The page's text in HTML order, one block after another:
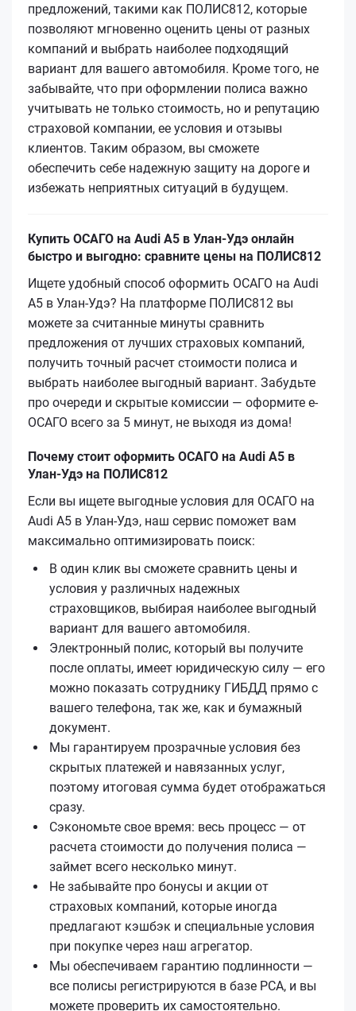
предложений, такими как ПОЛИС812, которые
позволяют мгновенно оценить цены от разных
компаний и выбрать наиболее подходящий
вариант для вашего автомобиля. Кроме того, не
забывайте, что при оформлении полиса важно
учитывать не только стоимость, но и репутацию
страховой компании, ее условия и отзывы
клиентов. Таким образом, вы сможете
обеспечить себе надежную защиту на дороге и
избежать неприятных ситуаций в будущем.
Купить ОСАГО на Audi A5 в Улан-Удэ онлайн
быстро и выгодно: сравните цены на ПОЛИС812
Ищете удобный способ оформить ОСАГО на Audi
A5 в Улан-Удэ? На платформе ПОЛИС812 вы
можете за считанные минуты сравнить
предложения от лучших страховых компаний,
получить точный расчет стоимости полиса и
выбрать наиболее выгодный вариант. Забудьте
про очереди и скрытые комиссии — оформите е-
ОСАГО всего за 5 минут, не выходя из дома!
Почему стоит оформить ОСАГО на Audi A5 в
Улан-Удэ на ПОЛИС812
Если вы ищете выгодные условия для ОСАГО на
Audi A5 в Улан-Удэ, наш сервис поможет вам
максимально оптимизировать поиск:
В один клик вы сможете сравнить цены и
условия у различных надежных
страховщиков, выбирая наиболее выгодный
вариант для вашего автомобиля.
Электронный полис, который вы получите
после оплаты, имеет юридическую силу — его
можно показать сотруднику ГИБДД прямо с
вашего телефона, так же, как и бумажный
документ.
Мы гарантируем прозрачные условия без
скрытых платежей и навязанных услуг,
поэтому итоговая сумма будет отображаться
сразу.
Сэкономьте свое время: весь процесс — от
расчета стоимости до получения полиса —
займет всего несколько минут.
Не забывайте про бонусы и акции от
страховых компаний, которые иногда
предлагают кэшбэк и специальные условия
при покупке через наш агрегатор.
Мы обеспечиваем гарантию подлинности —
все полисы регистрируются в базе РСА, и вы
можете проверить их самостоятельно.